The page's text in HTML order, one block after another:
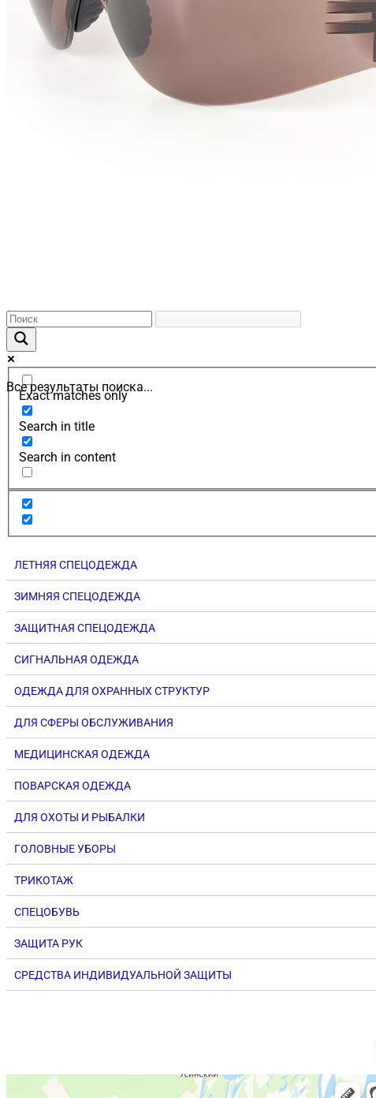
Все результаты поиска...
Exact matches only
Search in title
Search in content
ЛЕТНЯЯ СПЕЦОДЕЖДА
ЗИМНЯЯ СПЕЦОДЕЖДА
ЗАЩИТНАЯ СПЕЦОДЕЖДА
СИГНАЛЬНАЯ ОДЕЖДА
ОДЕЖДА ДЛЯ ОХРАННЫХ СТРУКТУР
ДЛЯ СФЕРЫ ОБСЛУЖИВАНИЯ
МЕДИЦИНСКАЯ ОДЕЖДА
ПОВАРСКАЯ ОДЕЖДА
ДЛЯ ОХОТЫ И РЫБАЛКИ
ГОЛОВНЫЕ УБОРЫ
ТРИКОТАЖ
СПЕЦОБУВЬ
ЗАЩИТА РУК
СРЕДСТВА ИНДИВИДУАЛЬНОЙ ЗАЩИТЫ